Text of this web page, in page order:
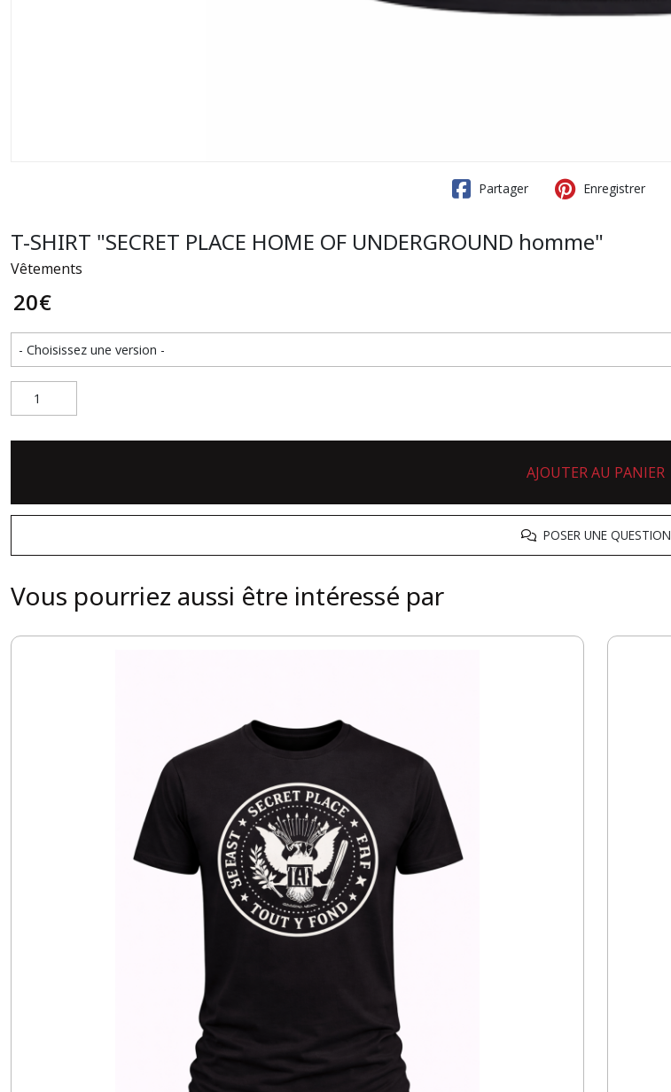
Partager Enregistrer
T-SHIRT "SECRET PLACE HOME OF UNDERGROUND homme"
Vêtements
20€
AJOUTER AU PANIER
POSER UNE QUESTION
Vous pourriez aussi être intéressé par